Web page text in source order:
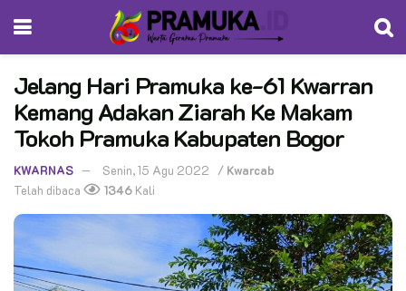
Jelang Hari Pramuka ke-61 Kwarran
Kemang Adakan Ziarah Ke Makam
Tokoh Pramuka Kabupaten Bogor
KWARNAS Senin, 15 Agu 2022 / Kwarcab
Telah dibaca
1346 Kali